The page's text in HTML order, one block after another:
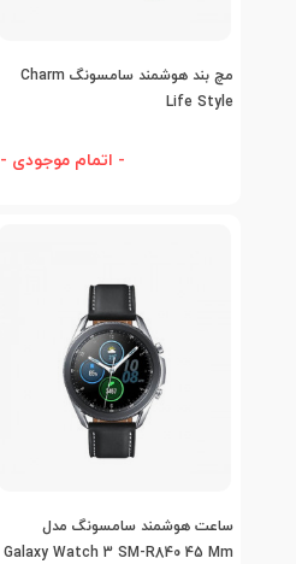
اضافه به مقایسهمچ بند هوشمند سامسونگ Charm
Life Style
- اتمام موجودی -
اضافه به مقایسه
ساعت هوشمند سامسونگ مدل
Galaxy Watch 3 SM-R840 45 Mm